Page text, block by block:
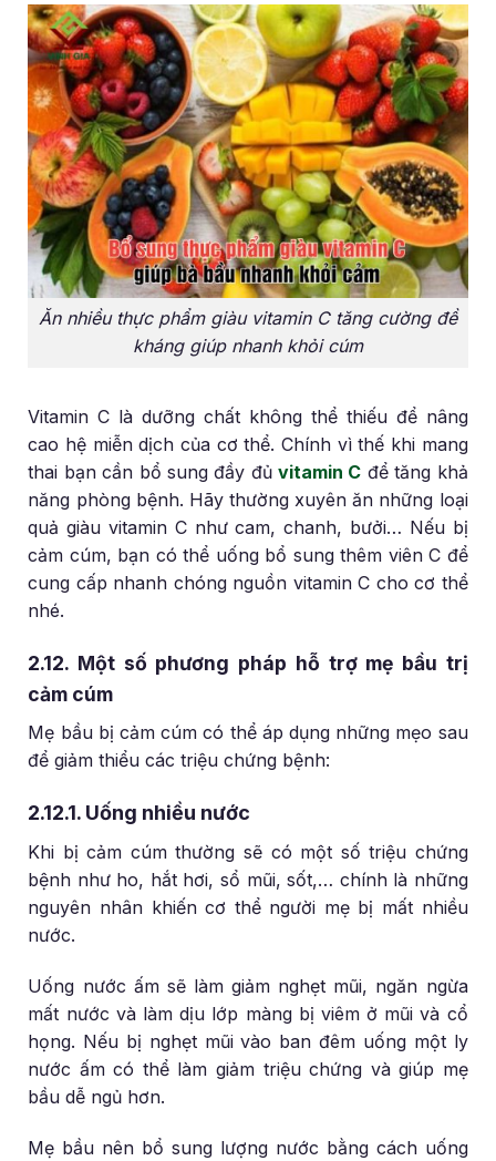
Ăn nhiều thực phẩm giàu vitamin C tăng cường đề
kháng giúp nhanh khỏi cúm
Vitamin C là dưỡng chất không thể thiếu để nâng
cao hệ miễn dịch của cơ thể. Chính vì thế khi mang
thai bạn cần bổ sung đầy đủvitamin C để tăng khả
năng phòng bệnh. Hãy thường xuyên ăn những loại
quả giàu vitamin C như cam, chanh, bưởi… Nếu bị
cảm cúm, bạn có thể uống bổ sung thêm viên C để
cung cấp nhanh chóng nguồn vitamin C cho cơ thể
nhé.
2.12. Một số phương pháp hỗ trợ mẹ bầu trị
cảm cúm
Mẹ bầu bị cảm cúm có thể áp dụng những mẹo sau
để giảm thiểu các triệu chứng bệnh:
2.12.1. Uống nhiều nước
Khi bị cảm cúm thường sẽ có một số triệu chứng
bệnh như ho, hắt hơi, sổ mũi, sốt,… chính là những
nguyên nhân khiến cơ thể người mẹ bị mất nhiều
nước.
Uống nước ấm sẽ làm giảm nghẹt mũi, ngăn ngừa
mất nước và làm dịu lớp màng bị viêm ở mũi và cổ
họng. Nếu bị nghẹt mũi vào ban đêm uống một ly
nước ấm có thể làm giảm triệu chứng và giúp mẹ
bầu dễ ngủ hơn.
Mẹ bầu nên bổ sung lượng nước bằng cách uống